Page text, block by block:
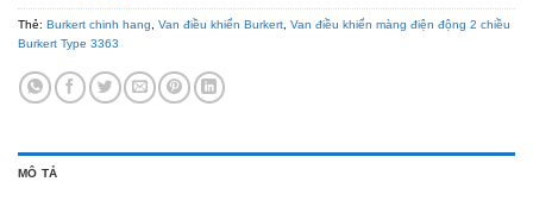
Thẻ: Burkert chinh hang Van điều khiển Burkert Van điều khiển màng điện động 2 chiều
Burkert Type 3363
MÔ TẢ